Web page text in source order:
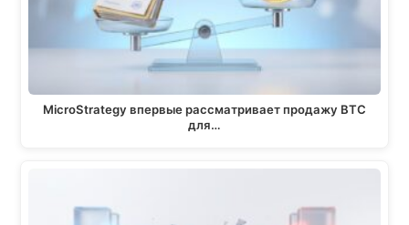
MicroStrategy впервые рассматривает продажу BTC
для…